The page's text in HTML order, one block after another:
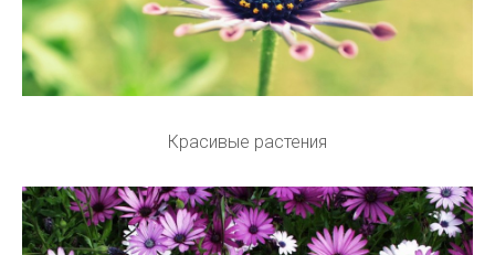
Красивые растения